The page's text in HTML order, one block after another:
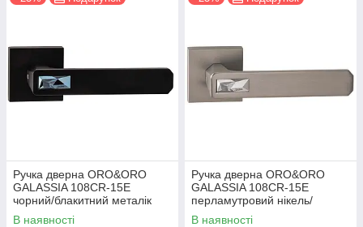
Ручка дверна ORO&ORO
GALASSIA 108СR-15E
чорний/блакитний металік
(Італія)
В наявності
Ручка дверна ORO&ORO
GALASSIA 108СR-15E
перламутровий нікель/
світлий хром (Італія)
В наявності